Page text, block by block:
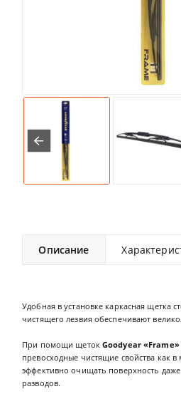
Описание
Удобная в установке каркасная щетка
чистящего лезвия обеспечивают
При помощи щетокGoodyear «Frame»
превосходные чистящие свойства как
эффективно очищать поверхность
разводов.